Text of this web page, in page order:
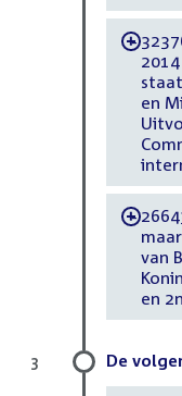
-
en
-
van
en
De
3